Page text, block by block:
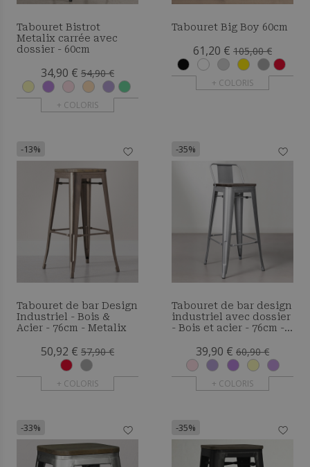
Tabouret Bistrot
Metalix carrée avec
dossier - 60cm
34,90 € 54,90 €
+ COLORIS
Tabouret Big Boy 60cm
61,20 € 105,00 €
+ COLORIS
-13%
Tabouret de bar Design
Industriel - Bois &
Acier - 76cm - Metalix
50,92 € 57,90 €
+ COLORIS
-35%
Tabouret de bar design
industriel avec dossier
- Bois et acier - 76cm -
39,90 € 60,90 €
+ COLORIS
-33% -35%